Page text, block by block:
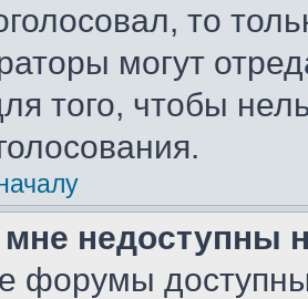
то
могут
того, чтобы
мне недоступны
форумы